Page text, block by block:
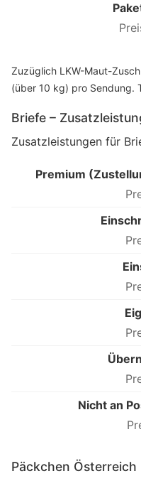
Zuzüglich LKW-Maut-
(über 10 kg) pro Sendung.
Briefe –
Zusatzleistungen für
Premium
Nicht an
Päckchen Österreich